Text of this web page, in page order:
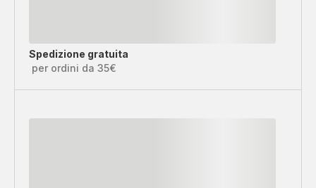
Spedizione gratuita
per ordini da 35€